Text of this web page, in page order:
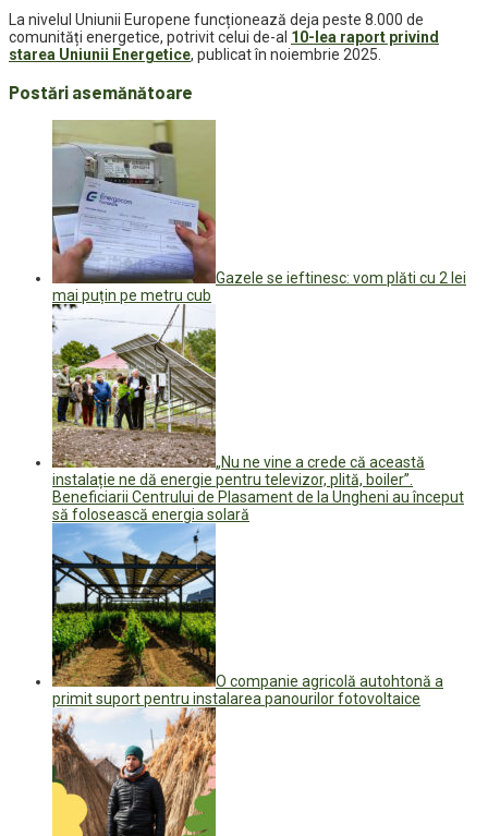
La nivelul Uniunii Europene funcționează deja peste 8.000 de
comunități energetice, potrivit celui de-al 10-lea raport privind
starea Uniunii Energetice, publicat în noiembrie 2025.
Postări asemănătoare
Gazele se ieftinesc: vom plăti cu 2 lei
mai puțin pe metru cub
„Nu ne vine a crede că această
instalație ne dă energie pentru televizor, plită, boiler”.
Beneficiarii Centrului de Plasament de la Ungheni au început
să folosească energia solară
O companie agricolă autohtonă a
primit suport pentru instalarea panourilor fotovoltaice